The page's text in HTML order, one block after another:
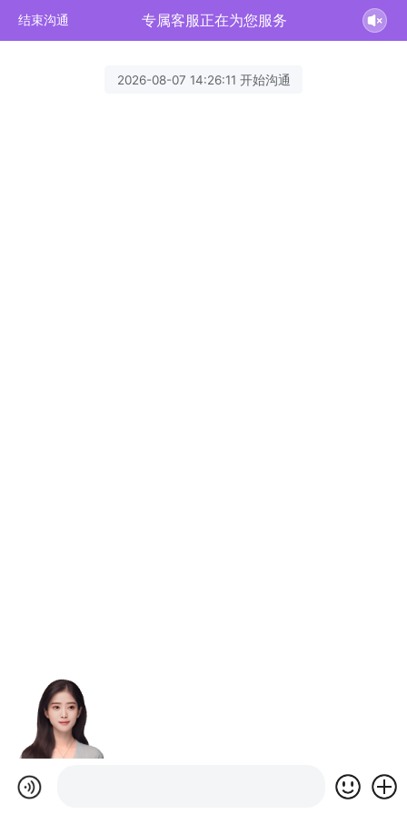
结束沟通 专属客服正在为您服务
2026-08-07 14:26:11 开始沟通